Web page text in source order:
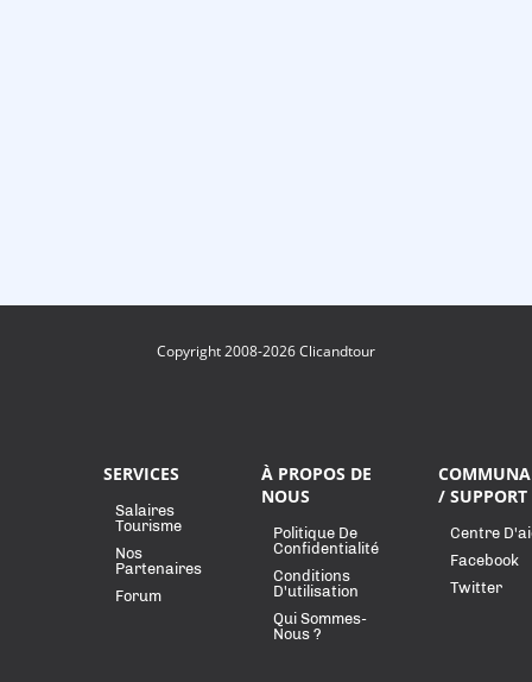
Copyright 2008-2026 Clicandtour
SERVICES
Salaires
Tourisme
Nos
Partenaires
Forum
À PROPOS DE
NOUS
Politique De
Confidentialité
Conditions
D'utilisation
Qui Sommes-
Nous ?
/ SUPPORT
Centre
Facebook
Twitter